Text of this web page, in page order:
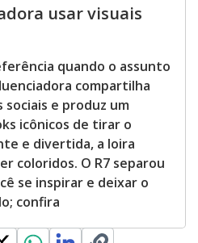
usar visuais
quando o assunto
compartilha
sociais e produz um
icônicos de tirar o
e divertida, a loira
coloridos. O R7 separou
se inspirar e deixar o
confira